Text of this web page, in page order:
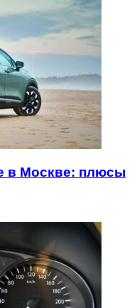
в Москве: плюсы